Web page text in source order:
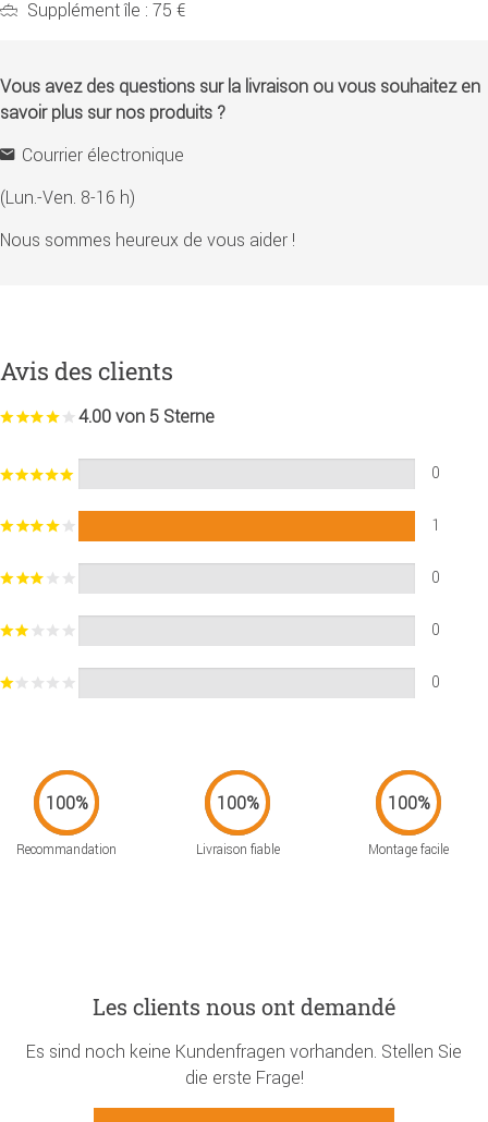
Supplément île : 75 €
Vous avez des questions sur la livraison ou vous souhaitez en
savoir plus sur nos produits ?
Courrier électronique
(Lun.-Ven. 8-16 h)
Nous sommes heureux de vous aider !
Avis des clients
4.00 von 5 Sterne
0
1
0
0
0
Recommandation Livraison fiable Montage facile
Les clients nous ont demandé
Es sind noch keine Kundenfragen vorhanden. Stellen Sie
die erste Frage!